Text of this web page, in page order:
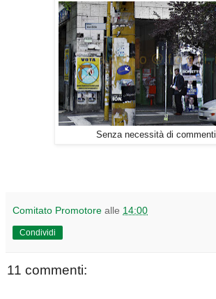
Senza necessità di commenti
Comitato Promotore alle 14:00
Condividi
11 commenti: